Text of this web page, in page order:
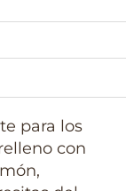
para los
con